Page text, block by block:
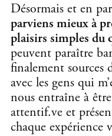
Désormais et en
parviens mieux à
plaisirs simples du
peuvent paraître
finalement
avec les gens qui
nous entraîne à
attentif.ve et
chaque expérience